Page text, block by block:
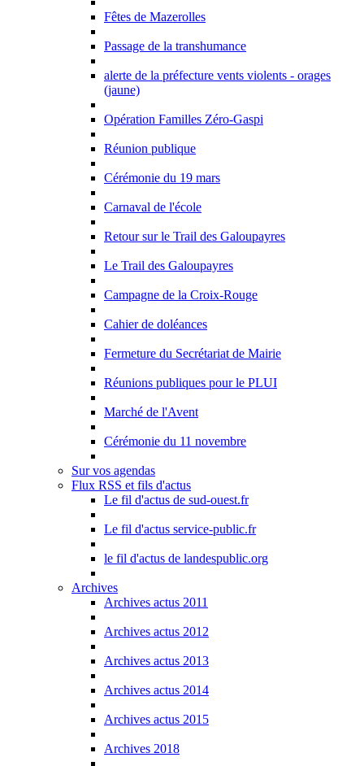
Fêtes de Mazerolles
Passage de la transhumance
alerte de la préfecture vents violents - orages
(jaune)
Opération Familles Zéro-Gaspi
Réunion publique
Cérémonie du 19 mars
Carnaval de l'école
Retour sur le Trail des Galoupayres
Le Trail des Galoupayres
Campagne de la Croix-Rouge
Cahier de doléances
Fermeture du Secrétariat de Mairie
Réunions publiques pour le PLUI
Marché de l'Avent
Cérémonie du 11 novembre
Sur vos agendas
Flux RSS et fils d'actus
Le fil d'actus de sud-ouest.fr
Le fil d'actus service-public.fr
le fil d'actus de landespublic.org
Archives
Archives actus 2011
Archives actus 2012
Archives actus 2013
Archives actus 2014
Archives actus 2015
Archives 2018